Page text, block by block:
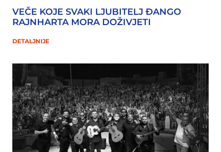
VEČE KOJE SVAKI LJUBITELJ ĐANGO
RAJNHARTA MORA DOŽIVJETI
DETALJNIJE